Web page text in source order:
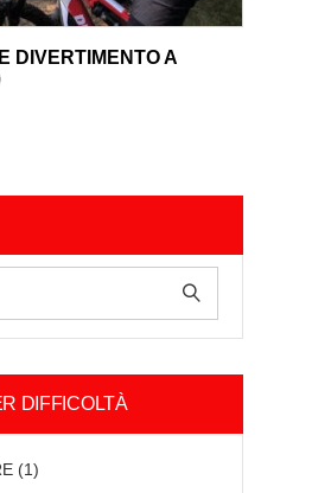
VIEW PRODUCT
VIEW PRODUCT
DIVERTIMENTO A
DIFFICOLTÀ
(1)